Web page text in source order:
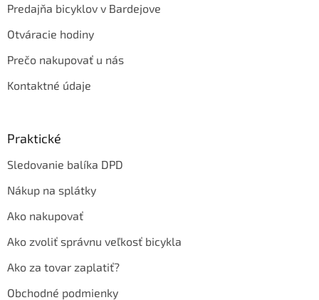
Predajňa bicyklov v Bardejove
Otváracie hodiny
Prečo nakupovať u nás
Kontaktné údaje
Praktické
Sledovanie balíka DPD
Nákup na splátky
Ako nakupovať
Ako zvoliť správnu veľkosť bicykla
Ako za tovar zaplatiť?
Obchodné podmienky